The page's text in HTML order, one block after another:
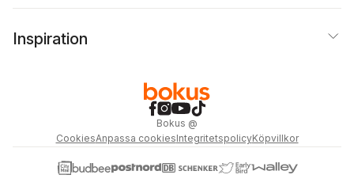
Inspiration
Bokus @
CookiesAnpassa cookiesIntegritetspolicyKöpvillkor